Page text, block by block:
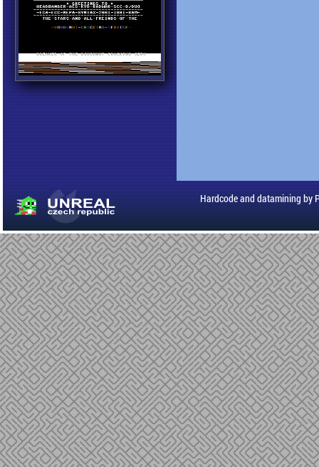
Hardcode and datamining by